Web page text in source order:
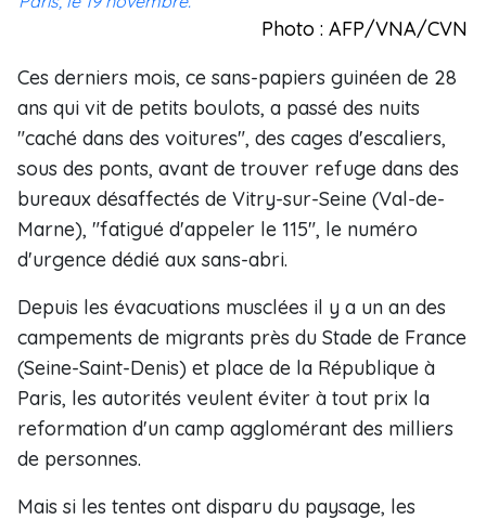
Photo : AFP/VNA/CVN
Ces derniers mois, ce sans-papiers guinéen de 28
ans qui vit de petits boulots, a passé des nuits
"caché dans des voitures", des cages d'escaliers,
sous des ponts, avant de trouver refuge dans des
bureaux désaffectés de Vitry-sur-Seine (Val-de-
Marne), "fatigué d'appeler le 115", le numéro
d'urgence dédié aux sans-abri.
Depuis les évacuations musclées il y a un an des
campements de migrants près du Stade de France
(Seine-Saint-Denis) et place de la République à
Paris, les autorités veulent éviter à tout prix la
reformation d'un camp agglomérant des milliers
de personnes.
Mais si les tentes ont disparu du paysage, les